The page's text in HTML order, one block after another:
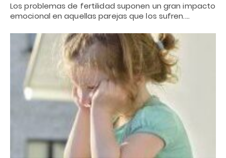
Los problemas de fertilidad suponen un gran impacto
emocional en aquellas parejas que los sufren.…